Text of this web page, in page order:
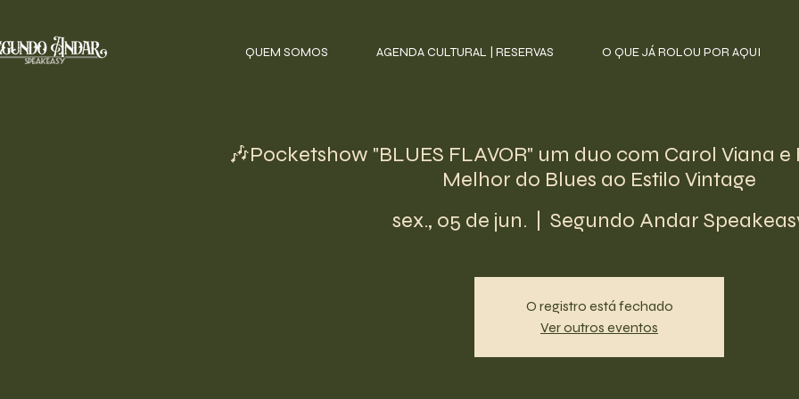
QUEM SOMOS AGENDA CULTURAL | RESERVAS O QUE JÁ ROLOU POR AQUI
🎶Pocketshow "BLUES FLAVOR" um duo com Carol Viana
Melhor do Blues ao Estilo Vintage
sex., 05 de jun.
  |
Segundo Andar
O registro está fechado
Ver outros eventos